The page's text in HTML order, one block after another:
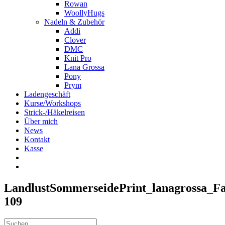
Rowan
WoollyHugs
Nadeln & Zubehör
Addi
Clover
DMC
Knit Pro
Lana Grossa
Pony
Prym
Ladengeschäft
Kurse/Workshops
Strick-/Häkelreisen
Über mich
News
Kontakt
Kasse
109
Suche